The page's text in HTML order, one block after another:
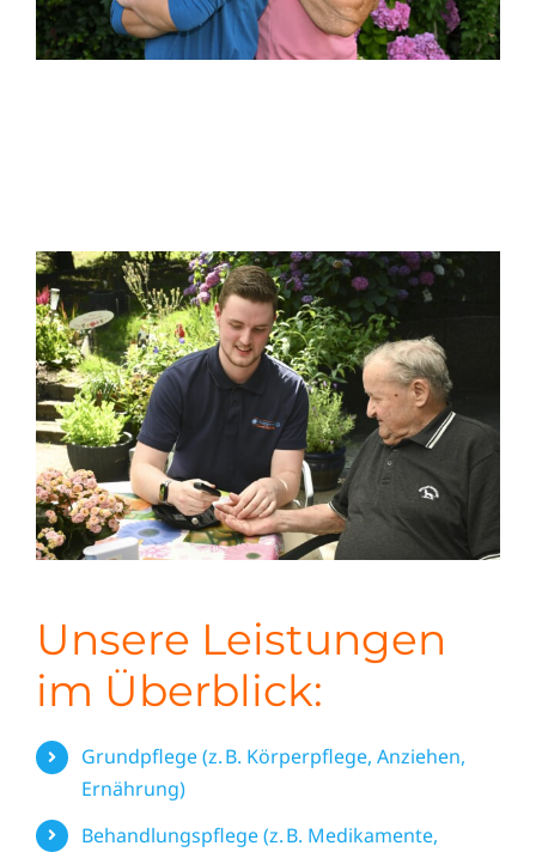
Unsere Leistungen
im Überblick:
Grundpflege (z. B. Körperpflege, Anziehen,
Ernährung)
Behandlungspflege (z. B. Medikamente,